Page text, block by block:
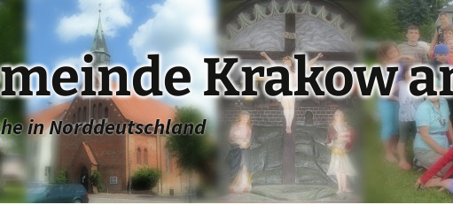
Krakow
in Norddeutschland